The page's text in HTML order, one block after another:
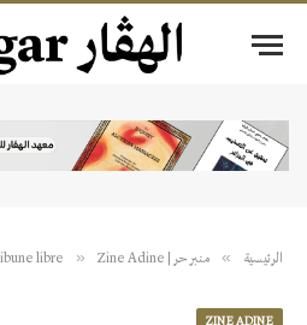
الرئيسية » منبر حر | Tribune libre » Zine Adine
ZINE ADINE